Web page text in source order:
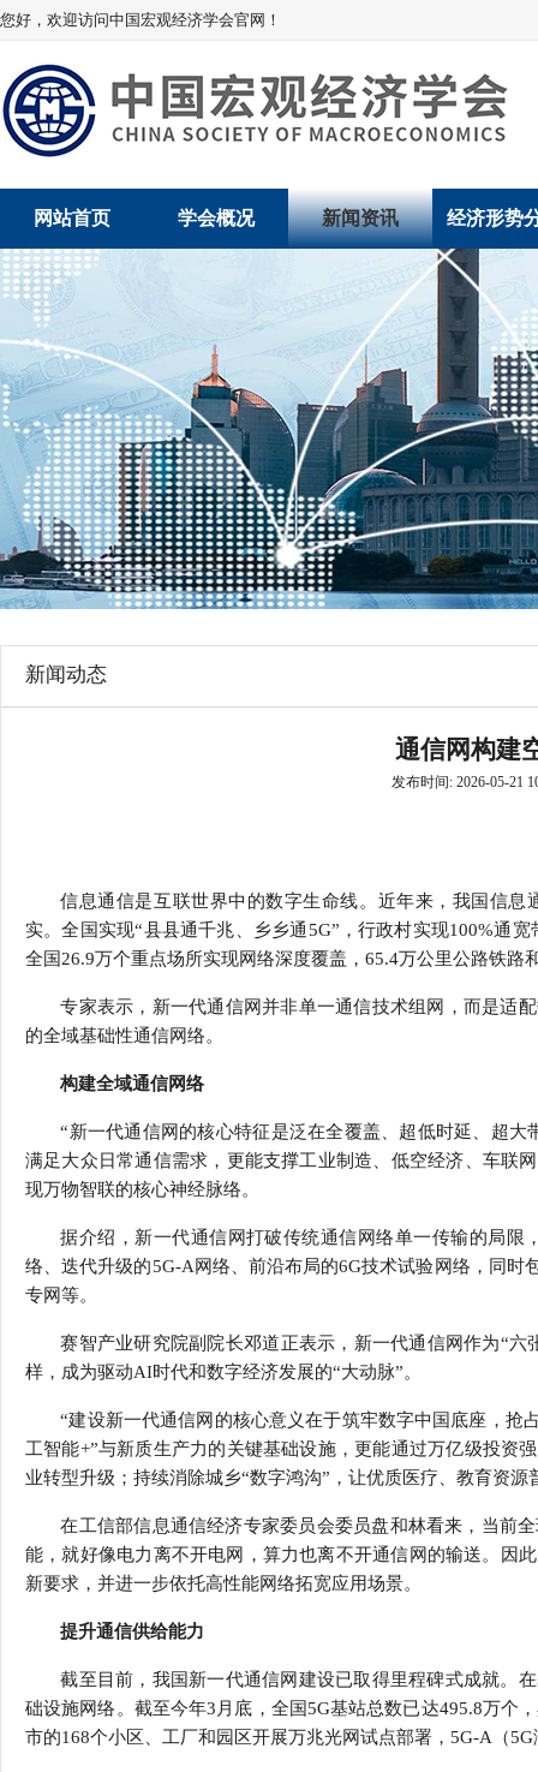
您好，欢迎访问中国宏观经济学会官网！
网站首页 学会概况
学术委员会
学会领导
组织机构
法律顾问
学会章程
新闻资讯
党建动态
学会动态
会员动态
地方动态
经济形势
经济数据
数说经济
经济运行与
产业发展
创新高技术
行
贸易与流
新闻动态
通信网构建
发布时间: 2026-05-21
信息通信是互联世界中的数字生命线。近年来，我国信
实。全国实现“县县通千兆、乡乡通5G”，行政村实现100%通
全国26.9万个重点场所实现网络深度覆盖，65.4万公里公路铁路
专家表示，新一代通信网并非单一通信技术组网，而是适
的全域基础性通信网络。
构建全域通信网络
“新一代通信网的核心特征是泛在全覆盖、超低时延、超
满足大众日常通信需求，更能支撑工业制造、低空经济、车联
现万物智联的核心神经脉络。
据介绍，新一代通信网打破传统通信网络单一传输的局
络、迭代升级的5G-A网络、前沿布局的6G技术试验网络，同
专网等。
赛智产业研究院副院长邓道正表示，新一代通信网作为“
样，成为驱动AI时代和数字经济发展的“大动脉”。
“建设新一代通信网的核心意义在于筑牢数字中国底座，抢
工智能+”与新质生产力的关键基础设施，更能通过万亿级投资
业转型升级；持续消除城乡“数字鸿沟”，让优质医疗、教育资
在工信部信息通信经济专家委员会委员盘和林看来，当前
能，就好像电力离不开电网，算力也离不开通信网的输送。因
新要求，并进一步依托高性能网络拓宽应用场景。
提升通信供给能力
截至目前，我国新一代通信网建设已取得里程碑式成就。
础设施网络。截至今年3月底，全国5G基站总数已达495.8万个
市的168个小区、工厂和园区开展万兆光网试点部署，5G-A（